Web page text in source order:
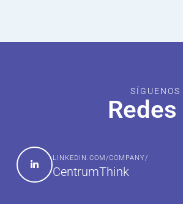
LINKEDIN.COM/COMPANY/
CentrumThink